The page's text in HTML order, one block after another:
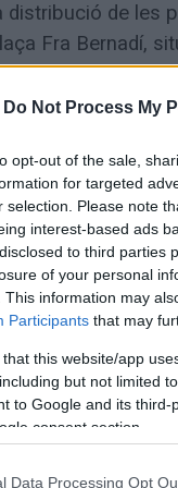
Do Not Process My
opt-out of the sale,
for targeted
selection. Please note
interest-based ads
to third parties
of your personal
This information may
Participants that may
that this website/app
but not limited
to Google and its
consent section.
Data Processing Opt
de les
Fra Bernadí,
Sant Jordi i
del col·lectiu
així
mercat
del
en marxa, es
s’han registrat
requereixi una
a la proposta del
i ajudar a
als